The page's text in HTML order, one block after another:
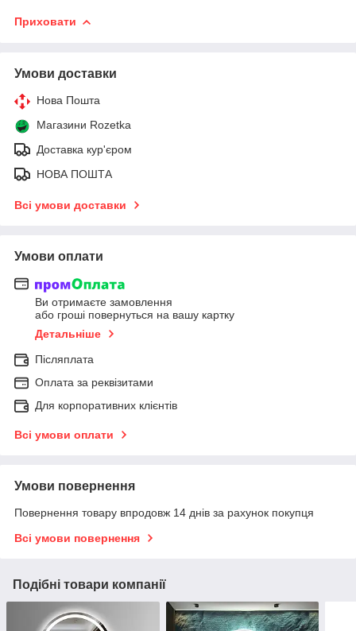
Приховати
Умови доставки
Нова Пошта
Магазини Rozetka
Доставка кур'єром
НОВА ПОШТА
Всі умови доставки
Умови оплати
Ви отримаєте замовлення
або гроші повернуться на вашу картку
Детальніше
Післяплата
Оплата за реквізитами
Для корпоративних клієнтів
Всі умови оплати
Умови повернення
Повернення товару впродовж 14 днів за рахунок покупця
Всі умови повернення
Подібні товари компанії